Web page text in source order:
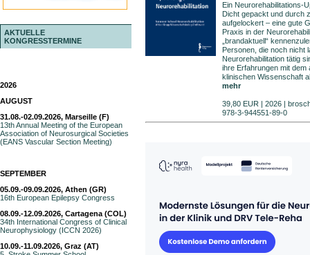
AKTUELLE
KONGRESSTERMINE
2026
AUGUST
31.08.-02.09.2026, Marseille (F)
13th Annual Meeting of the European
Association of Neurosurgical Societies
(EANS Vascular Section Meeting)
SEPTEMBER
05.09.-09.09.2026, Athen (GR)
16th European Epilepsy Congress
08.09.-12.09.2026, Cartagena (COL)
34th International Congress of Clinical
Neurophysiology (ICCN 2026)
10.09.-11.09.2026, Graz (AT)
Ein Neurorehabilitations-
Dicht gepackt und durch
aufgelockert – eine gute
Praxis in der
„brandaktuell“
Personen, die noch nicht
Neurorehabilitation tätig
ihre Erfahrungen mit dem
klinischen Wissenschaft
mehr
39,80 EUR | 2026 |
978-3-944551-89-0